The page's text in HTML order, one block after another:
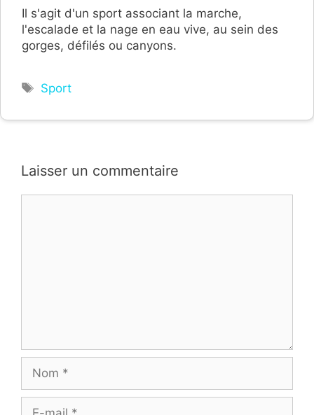
Il s'agit d'un sport associant la marche,
l'escalade et la nage en eau vive, au sein des
gorges, défilés ou canyons.
Étiquettes
Sport
Laisser un commentaire